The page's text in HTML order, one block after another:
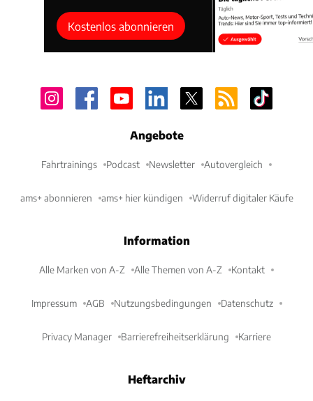
Kostenlos abonnieren
Angebote
Fahrtrainings Podcast Newsletter Autovergleich
ams+ abonnieren ams+ hier kündigen Widerruf digitaler Käufe
Information
Alle Marken von A-Z Alle Themen von A-Z Kontakt
Impressum AGB Nutzungsbedingungen Datenschutz
Privacy Manager Barrierefreiheitserklärung Karriere
Heftarchiv